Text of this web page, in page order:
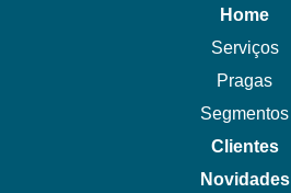
Home
Serviços
Pragas
Segmentos
Clientes
Novidades